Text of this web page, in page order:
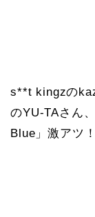
s**t kingzの
のYU-TAさん
Blue」激アツ